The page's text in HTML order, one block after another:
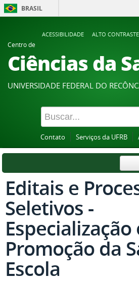
BRASIL
ACESSIBILIDADE ALTO CONTRASTE
Centro de
Ciências da
UNIVERSIDADE FEDERAL DO
Contato Serviços da UFRB
Editais e
Seletivos -
Especialização
Promoção da
Escola